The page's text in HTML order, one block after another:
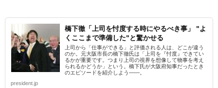
橋下徹「上司を忖度する時にやるべき事」 "よ
くここまで準備した"と驚かせる
上司から「仕事ができる」と評価される人は、どこが違う
のか。元大阪市長の橋下徹氏は「上司を『忖度』できてい
るかが重要です。つまり上司の視界を想像して物事を考え
られるかどうか」という。橋下氏が大阪府知事だったとき
のエピソードを紹介しよう――。
president.jp